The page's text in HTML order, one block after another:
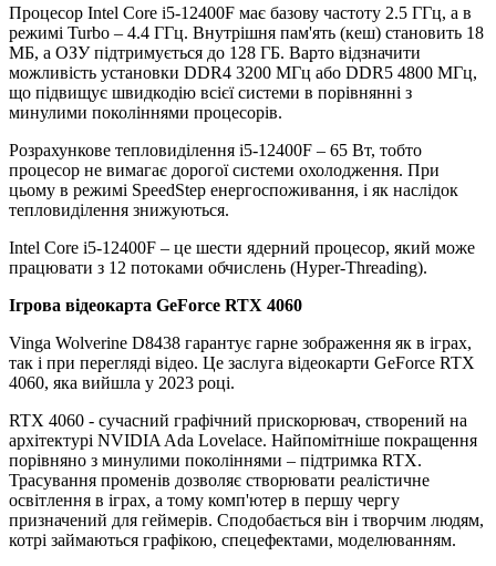
Процесор Intel Core i5-12400F має базову частоту 2.5 ГГц, а в
режимі Turbo – 4.4 ГГц. Внутрішня пам'ять (кеш) становить 18
МБ, а ОЗУ підтримується до 128 ГБ. Варто відзначити
можливість установки DDR4 3200 МГц або DDR5 4800 МГц,
що підвищує швидкодію всієї системи в порівнянні з
минулими поколіннями процесорів.
Розрахункове тепловиділення i5-12400F – 65 Вт, тобто
процесор не вимагає дорогої системи охолодження. При
цьому в режимі SpeedStep енергоспоживання, і як наслідок
тепловиділення знижуються.
Intel Core i5-12400F – це шести ядерний процесор, який може
працювати з 12 потоками обчислень (Hyper-Threading).
Ігрова відеокарта GeForce RTX 4060
Vinga Wolverine D8438 гарантує гарне зображення як в іграх,
так і при перегляді відео. Це заслуга відеокарти GeForce RTX
4060, яка вийшла у 2023 році.
RTX 4060 - сучасний графічний прискорювач, створений на
архітектурі NVIDIA Ada Lovelace. Найпомітніше покращення
порівняно з минулими поколіннями – підтримка RTX.
Трасування променів дозволяє створювати реалістичне
освітлення в іграх, а тому комп'ютер в першу чергу
призначений для геймерів. Сподобається він і творчим людям,
котрі займаються графікою, спецефектами, моделюванням.